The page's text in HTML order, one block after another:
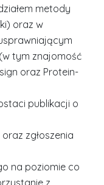
metody
oraz w
tym znajomość
oraz Protein-
publikacji o
zgłoszenia
na poziomie co